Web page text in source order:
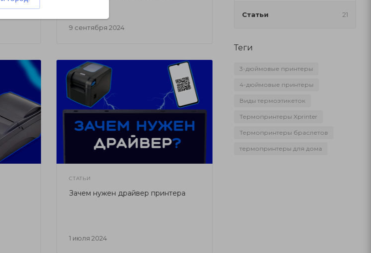
9 сентября 2024
СТАТЬИ
1 июля 2024
Зачем нужен драйвер принтера
Статьи 21
Теги
3-дюймовые принтеры
4-дюймовые принтеры
Виды термоэтикеток
Термопринтеры Xprinter
Термопринтеры браслетов
термопринтеры для дома